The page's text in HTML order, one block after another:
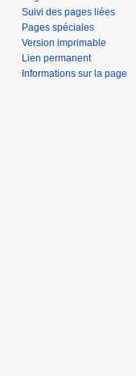
Suivi des pages liées
Pages spéciales
Version imprimable
Lien permanent
Informations sur la page